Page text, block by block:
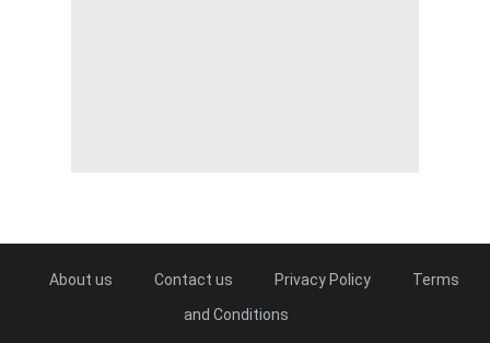
About us Contact us Privacy Policy
Terms
and Conditions